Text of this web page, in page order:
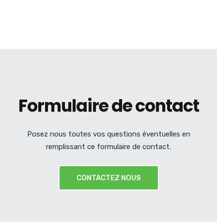
Formulaire de contact
Posez nous toutes vos questions éventuelles en
remplissant ce formulaire de contact.
CONTACTEZ NOUS